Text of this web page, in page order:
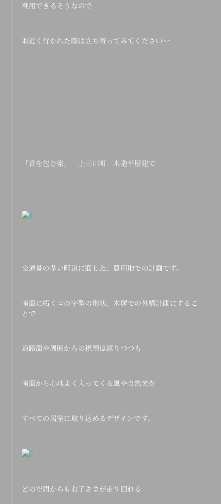
利用できるそうなので
お近く行かれた際は立ち寄ってみてください^^
「音を包む家」 上三川町 木造平屋建て
交通量の多い町道に面した、農用地での計画です。
南面に拓くコの字型の形状、木塀での外構計画にするこ
とで
道路面や周囲からの視線は遮りつつも
南面から心地よく入ってくる風や自然光を
すべての居室に取り込めるデザインです。
どの空間からもお子さまが走り回れる